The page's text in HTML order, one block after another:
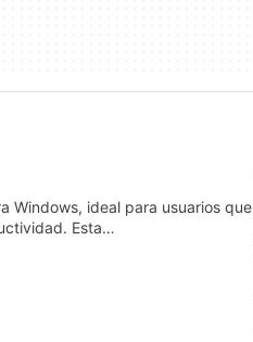
Windows, ideal para usuarios que
Esta…